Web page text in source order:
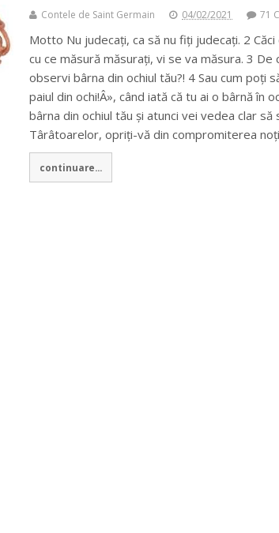
Contele de Saint Germain 04/02/2021 71
Motto Nu judecați, ca să nu fiți judecați. 2
cu ce măsură măsurați, vi se va măsura. 3
observi bârna din ochiul tău?! 4 Sau cum poți
paiul din ochi!Â», când iată că tu ai o bârnă în
bârna din ochiul tău și atunci vei vedea clar
Târâtoarelor, opriți-vă din compromiterea
continuare...